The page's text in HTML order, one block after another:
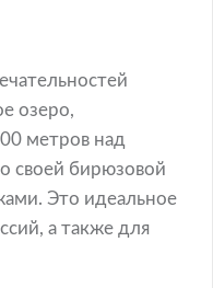
озеро,
метров над
своей бирюзовой
Это идеальное
а также для